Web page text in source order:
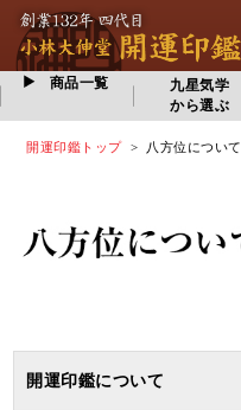
商品一覧
九星気学
から選ぶ
開運印鑑トップ> 八方位について
開運印鑑について